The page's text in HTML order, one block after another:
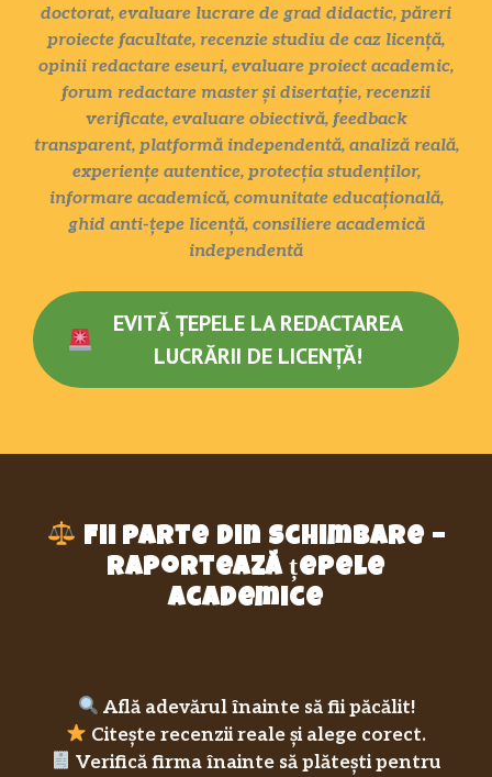
doctorat, evaluare lucrare de grad didactic, păreri
proiecte facultate, recenzie studiu de caz licență,
opinii redactare eseuri, evaluare proiect academic,
forum redactare master și disertație, recenzii
verificate, evaluare obiectivă, feedback
transparent, platformă independentă, analiză reală,
experiențe autentice, protecția studenților,
informare academică, comunitate educațională,
ghid anti-țepe licență, consiliere academică
independentă
EVITĂ ȚEPELE LA REDACTAREA
LUCRĂRII DE LICENȚĂ!
Fii parte din schimbare –
raportează țepele
academice
Află adevărul înainte să fii păcălit!
Citește recenzii reale și alege corect.
Verifică firma înainte să plătești pentru